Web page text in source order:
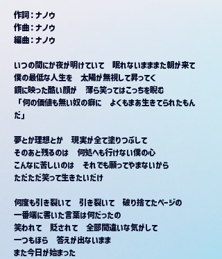
作詞：ナノウ
作曲：ナノウ
編曲：ナノウ
いつの間にか夜が明けていて　眠れないまままた朝が来て
僕の最低な人生を　太陽が無視して昇ってく
鏡に映った酷い顔が　薄ら笑ってはこっちを睨む
「何の価値も無い奴の癖に　よくもまあ生きてられたもん
だ」
夢とか理想とか　現実が全て塗りつぶして
そのあと残るのは　何処へも行けない僕の心
こんなに苦しいのは　それでも願ってやまないから
ただただ笑って生きたいだけ
何度も引き裂いて　引き裂いて　破り捨てたページの
一番端に書いた言葉は何だったの
笑われて　貶されて　全部間違いな気がして
一つもほら　答えが出ないまま
また今日が始まった